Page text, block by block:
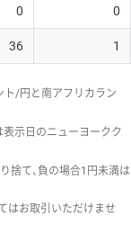
0 0
36 1
ト/円と南アフリカラン
示日のニューヨークク
捨て、負の場合1円未満は
はお取引いただけませ